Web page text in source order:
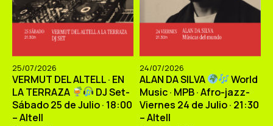
25/07/2026
VERMUT DEL ALTELL · EN
LA TERRAZA
DJ Set-
Sábado 25 de Julio · 18:00
– Altell
24/07/2026
ALAN DA SILVA
World
Music · MPB · Afro-jazz-
Viernes 24 de Julio · 21:30
– Altell